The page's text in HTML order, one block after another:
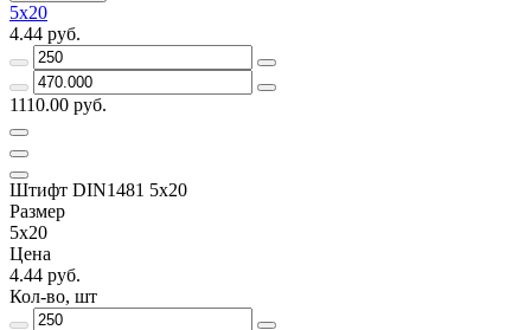
5х20
4.44 руб.
1110.00 руб.
Штифт DIN1481 5х20
Размер
5х20
Цена
4.44 руб.
Кол-во, шт